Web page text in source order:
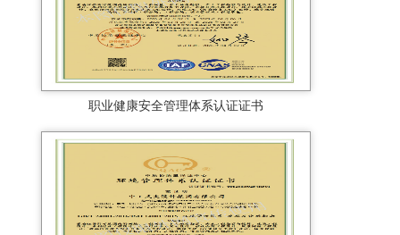
职业健康安全管理体系认证证书